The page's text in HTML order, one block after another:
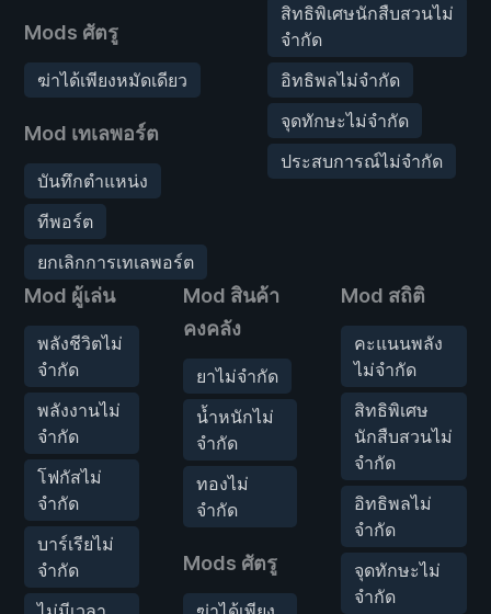
Mods ศัตรู
ฆ่าได้เพียงหมัดเดียว
Mod เทเลพอร์ต
บันทึกตำแหน่ง
ทีพอร์ต
ยกเลิกการเทเลพอร์ต
สิทธิพิเศษนักสืบสวนไม่
จำกัด
อิทธิพลไม่จำกัด
จุดทักษะไม่จำกัด
ประสบการณ์ไม่จำกัด
Mod ผู้เล่น
พลังชีวิตไม่
จำกัด
พลังงานไม่
จำกัด
โฟกัสไม่
จำกัด
บาร์เรียไม่
จำกัด
Mod สินค้า
คงคลัง
ยาไม่จำกัด
น้ำหนักไม่
จำกัด
ทองไม่
จำกัด
Mods ศัตรู
Mod สถิติ
คะแนนพลัง
ไม่จำกัด
สิทธิพิเศษ
นักสืบสวนไม่
จำกัด
อิทธิพลไม่
จำกัด
จุดทักษะไม่
จำกัด